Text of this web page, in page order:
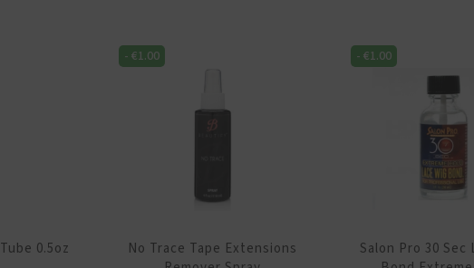
0.5oz
- €1.00
No Trace Tape Extensions
- €1.00
Salon Pro 30 Sec